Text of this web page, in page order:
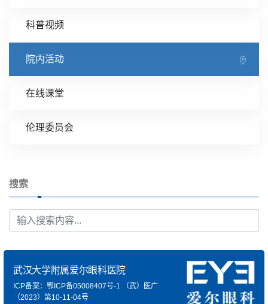
科普视频
院内活动
在线课堂
伦理委员会
搜索
武汉大学附属爱尔眼科医院
ICP备案：鄂ICP备05008407号-1
（武）医广
（2023）第10-11-04号